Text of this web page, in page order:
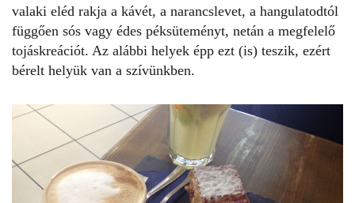
valaki eléd rakja a kávét, a narancslevet, a hangulatodtól
függően sós vagy édes péksüteményt, netán a megfelelő
tojáskreációt. Az alábbi helyek épp ezt (is) teszik, ezért
bérelt helyük van a szívünkben.